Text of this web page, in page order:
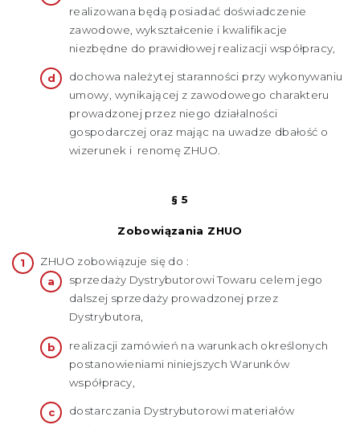
realizowana będą posiadać doświadczenie
zawodowe, wykształcenie i kwalifikacje
niezbędne do prawidłowej realizacji współpracy,
dochowa należytej staranności przy wykonywaniu
umowy, wynikającej z zawodowego charakteru
prowadzonej przez niego działalności
gospodarczej oraz mając na uwadze dbałość o
wizerunek i renomę ZHUO.
§ 5
Zobowiązania ZHUO
ZHUO zobowiązuje się do :
sprzedaży Dystrybutorowi Towaru celem jego
dalszej sprzedaży prowadzonej przez
Dystrybutora,
realizacji zamówień na warunkach określonych
postanowieniami niniejszych Warunków
współpracy,
dostarczania Dystrybutorowi materiałów